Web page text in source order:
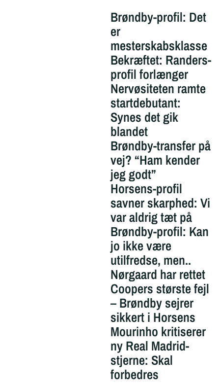
Brøndby-profil: Det
er
mesterskabsklasse
Bekræftet: Randers-
profil forlænger
Nervøsiteten ramte
startdebutant:
Synes det gik
blandet
Brøndby-transfer på
vej? “Ham kender
jeg godt”
Horsens-profil
savner skarphed: Vi
var aldrig tæt på
Brøndby-profil: Kan
jo ikke være
utilfredse, men..
Nørgaard har rettet
Coopers største fejl
– Brøndby sejrer
sikkert i Horsens
Mourinho kritiserer
ny Real Madrid-
stjerne: Skal
forbedres